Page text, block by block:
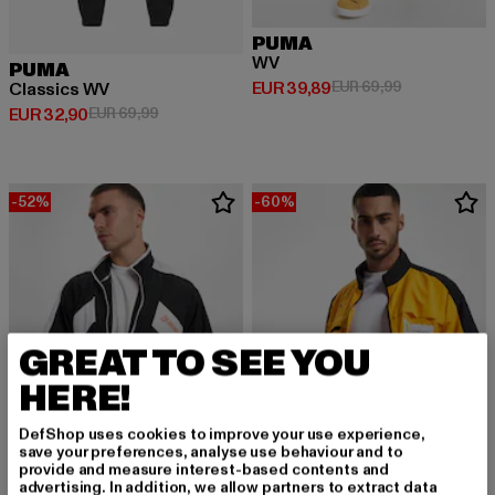
PUMA
Classics WV
EUR 32,90
Huidige prijs: EUR 32,90
EUR 69,99Actieprijs: EUR 69,99
PUMA
WV
EUR 39,89
Huidige prijs: EUR 39,89
EUR 69,99Actieprijs:
-52% -60%
GREAT TO SEE YOU
HERE!
DefShop uses cookies to improve your use experience,
save your preferences, analyse use behaviour and to
provide and measure interest-based contents and
advertising. In addition, we allow partners to extract data